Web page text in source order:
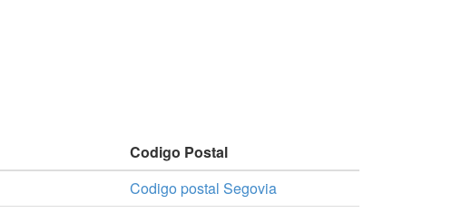
Codigo Postal
Codigo postal Segovia